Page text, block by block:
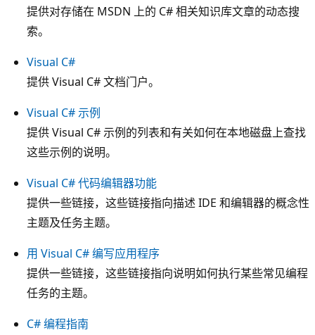
提供对存储在 MSDN 上的 C# 相关知识库文章的动态搜
索。
Visual C#
提供 Visual C# 文档门户。
Visual C# 示例
提供 Visual C# 示例的列表和有关如何在本地磁盘上查找
这些示例的说明。
Visual C# 代码编辑器功能
提供一些链接，这些链接指向描述 IDE 和编辑器的概念性
主题及任务主题。
用 Visual C# 编写应用程序
提供一些链接，这些链接指向说明如何执行某些常见编程
任务的主题。
C# 编程指南